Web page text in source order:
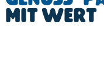
mit Wert